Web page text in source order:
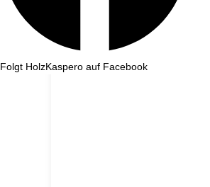
Folgt HolzKaspero auf Facebook